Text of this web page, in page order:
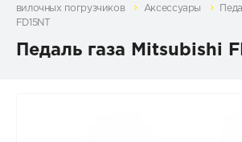
вилочных погрузчиков
Аксессуары
FD15NT
Педаль газа Mitsubishi